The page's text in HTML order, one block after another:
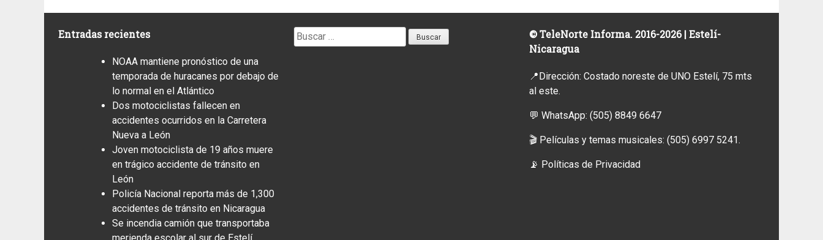
Entradas recientes
NOAA mantiene pronóstico de una
temporada de huracanes por debajo de
lo normal en el Atlántico
Dos motociclistas fallecen en
accidentes ocurridos en la Carretera
Nueva a León
Joven motociclista de 19 años muere
en trágico accidente de tránsito en
León
Policía Nacional reporta más de 1,300
accidentes de tránsito en Nicaragua
Se incendia camión que transportaba
Buscar:
© TeleNorte Informa. 2016-2026 | Estelí-
Nicaragua
📍Dirección: Costado noreste de UNO Estelí, 75 mts
al este.
💬 WhatsApp:(505) 8849 6647
🎬 Películas y temas musicales:(505) 6997 5241.
📡 Políticas de Privacidad